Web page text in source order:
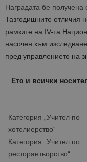
Наградата бе
Тазгодишните отличия
рамките на IV-та
насочен към
пред управлението нa
Ето и всички
Категория „Учител по
хотелиерство“
Категория „Учител по
ресторантьорство“